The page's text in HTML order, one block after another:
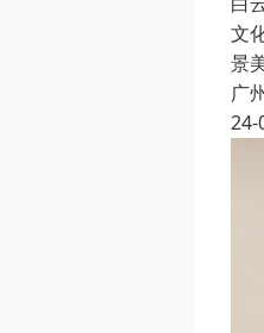
文
景
广
24-